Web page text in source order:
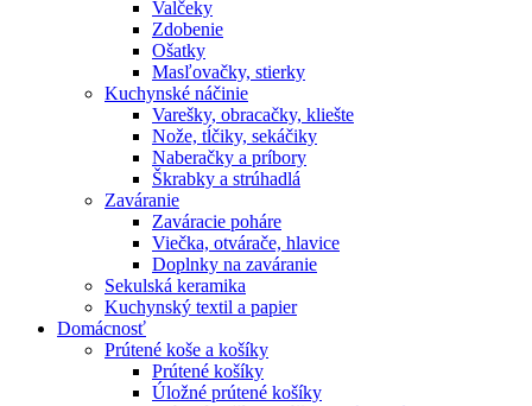
Valčeky
Zdobenie
Ošatky
Masľovačky, stierky
Kuchynské náčinie
Varešky, obracačky, kliešte
Nože, tĺčiky, sekáčiky
Naberačky a príbory
Škrabky a strúhadlá
Zaváranie
Zaváracie poháre
Viečka, otvárače, hlavice
Doplnky na zaváranie
Sekulská keramika
Kuchynský textil a papier
Domácnosť
Prútené koše a košíky
Prútené košíky
Úložné prútené košíky